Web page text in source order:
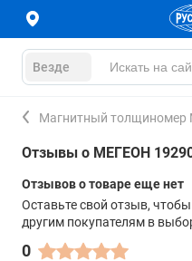
Везде
Магнитный толщиномер
Отзывы о МЕГЕОН
Отзывов о товаре еще нет
Оставьте свой отзыв,
другим покупателям в
0